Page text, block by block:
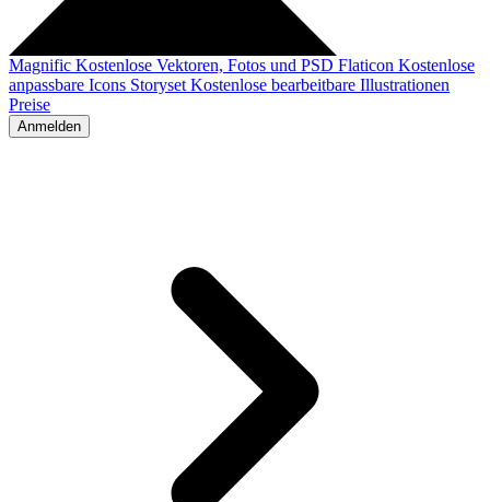
Magnific Kostenlose Vektoren, Fotos und PSD Flaticon Kostenlose
anpassbare Icons Storyset Kostenlose bearbeitbare Illustrationen
Preise
Anmelden